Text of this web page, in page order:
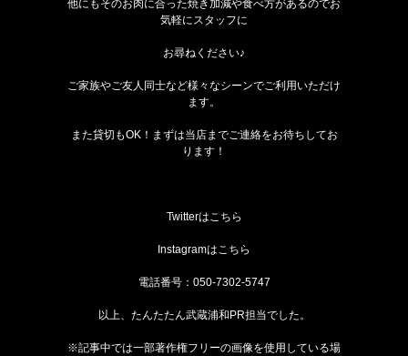
他にもそのお肉に合った焼き加減や食べ方があるのでお
気軽にスタッフに
お尋ねください♪
ご家族やご友人同士など様々なシーンでご利用いただけ
ます。
また貸切もOK！まずは当店までご連絡をお待ちしてお
ります！
Twitterは こちら
Instagramは こちら
電話番号：050-7302-5747
以上、たんたたん武蔵浦和PR担当でした。
※記事中では一部著作権フリーの画像を使用している場